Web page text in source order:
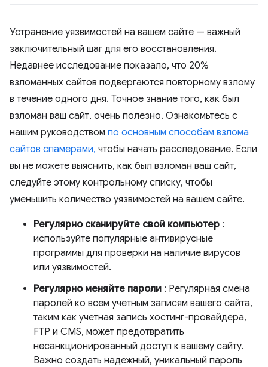
Устранение уязвимостей на вашем сайте — важный
заключительный шаг для его восстановления.
Недавнее исследование показало, что 20%
взломанных сайтов подвергаются повторному взлому
в течение одного дня. Точное знание того, как был
взломан ваш сайт, очень полезно. Ознакомьтесь с
нашим руководством по основным способам взлома
сайтов спамерами, чтобы начать расследование. Если
вы не можете выяснить, как был взломан ваш сайт,
следуйте этому контрольному списку, чтобы
уменьшить количество уязвимостей на вашем сайте.
Регулярно сканируйте свой компьютер :
используйте популярные антивирусные
программы для проверки на наличие вирусов
или уязвимостей.
Регулярно меняйте пароли : Регулярная смена
паролей ко всем учетным записям вашего сайта,
таким как учетная запись хостинг-провайдера,
FTP и CMS, может предотвратить
несанкционированный доступ к вашему сайту.
Важно создать надежный, уникальный пароль